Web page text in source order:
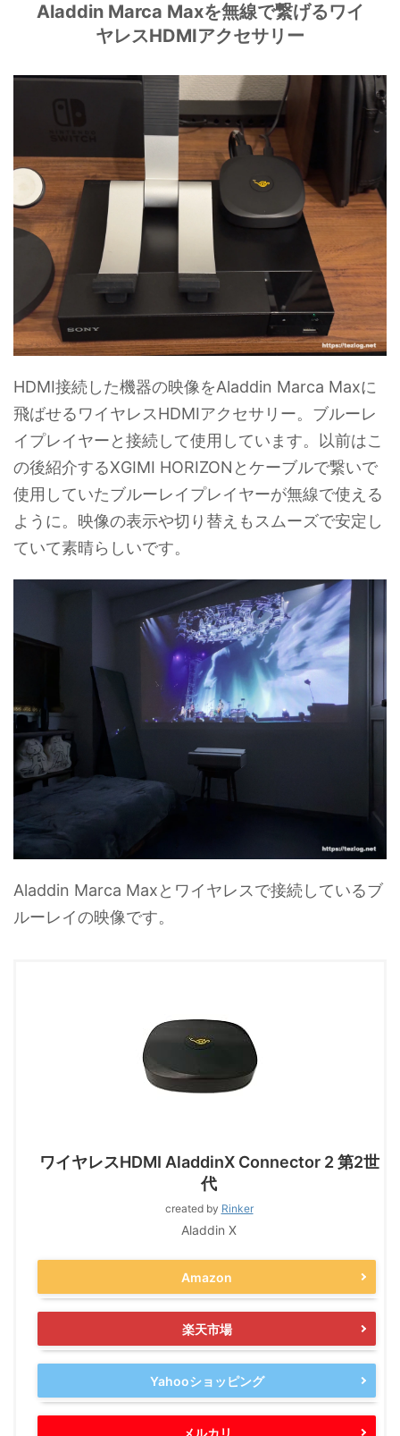
Aladdin Marca Maxを無線で繋げるワイ
ヤレスHDMIアクセサリー
HDMI接続した機器の映像をAladdin Marca Maxに
飛ばせるワイヤレスHDMIアクセサリー。ブルーレ
イプレイヤーと接続して使用しています。以前はこ
の後紹介するXGIMI HORIZONとケーブルで繋いで
使用していたブルーレイプレイヤーが無線で使える
ように。映像の表示や切り替えもスムーズで安定し
ていて素晴らしいです。
Aladdin Marca Maxとワイヤレスで接続しているブ
ルーレイの映像です。
ワイヤレスHDMI AladdinX Connector 2 第2世
代
created by Rinker
Aladdin X
Amazon
楽天市場
Yahooショッピング
メルカリ